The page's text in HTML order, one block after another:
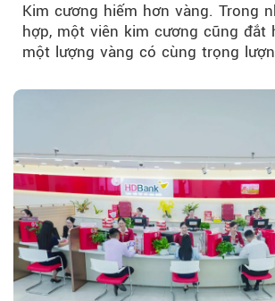
Kim cương hiếm hơn vàng. Trong
hợp, một viên kim cương cũng đắt
một lượng vàng có cùng trọng